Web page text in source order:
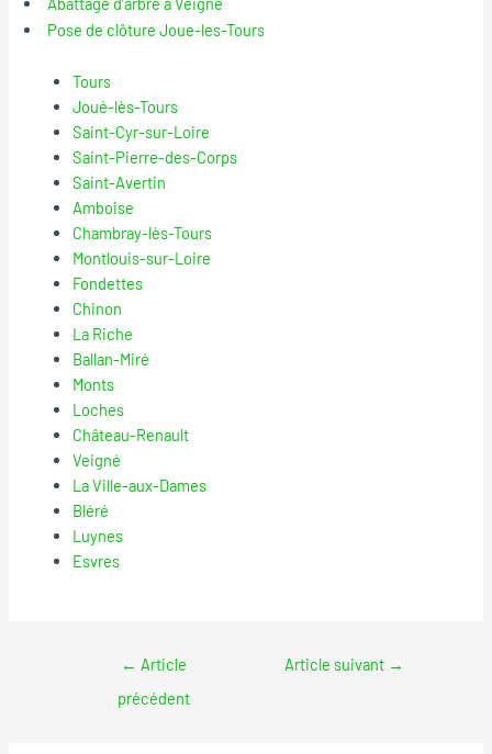
Pose de clôture Joue-les-Tours
Tours
Joué-lès-Tours
Saint-Cyr-sur-Loire
Saint-Pierre-des-Corps
Saint-Avertin
Amboise
Chambray-lès-Tours
Montlouis-sur-Loire
Fondettes
Chinon
La Riche
Ballan-Miré
Monts
Loches
Château-Renault
Veigné
La Ville-aux-Dames
Bléré
Luynes
Esvres
← Article
précédent
Article suivant →